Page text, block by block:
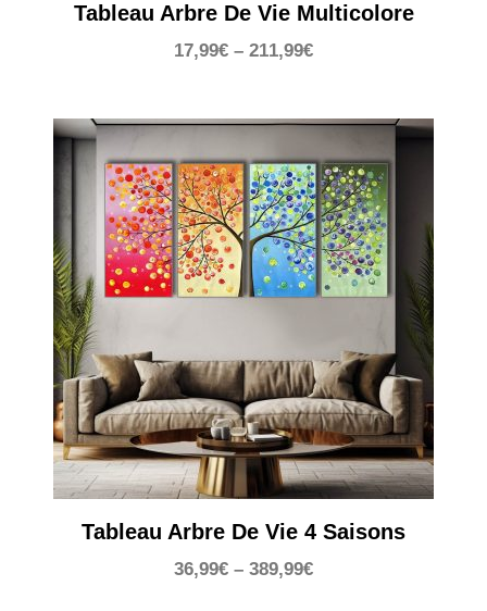
Tableau Arbre De Vie Multicolore
17,99€ – 211,99€
Tableau Arbre De Vie 4 Saisons
36,99€ – 389,99€